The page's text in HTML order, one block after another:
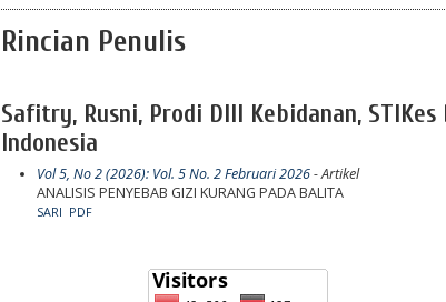
Rincian Penulis
Safitry, Rusni, Prodi DIII Kebidanan,
Indonesia
Vol 5, No 2 (2026): Vol. 5 No. 2 Februari 2026- Artikel
ANALISIS PENYEBAB GIZI KURANG PADA BALITA
SARI PDF